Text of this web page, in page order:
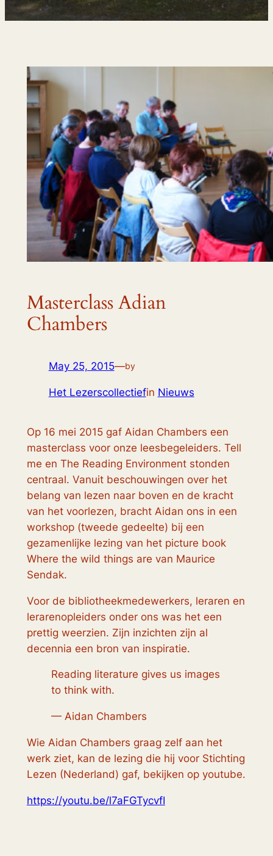
Masterclass Adian
Chambers
May 25, 2015—by
Het Lezerscollectiefin Nieuws
Op 16 mei 2015 gaf Aidan Chambers een
masterclass voor onze leesbegeleiders. Tell
me en The Reading Environment stonden
centraal. Vanuit beschouwingen over het
belang van lezen naar boven en de kracht
van het voorlezen, bracht Aidan ons in een
workshop (tweede gedeelte) bij een
gezamenlijke lezing van het picture book
Where the wild things are van Maurice
Sendak.
Voor de bibliotheekmedewerkers, leraren en
lerarenopleiders onder ons was het een
prettig weerzien. Zijn inzichten zijn al
decennia een bron van inspiratie.
Reading literature gives us images
to think with.
— Aidan Chambers
Wie Aidan Chambers graag zelf aan het
werk ziet, kan de lezing die hij voor Stichting
Lezen (Nederland) gaf, bekijken op youtube.
https://youtu.be/l7aFGTycvfI